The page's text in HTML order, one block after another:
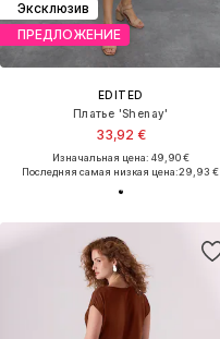
Эксклюзив
ПРЕДЛОЖЕНИЕ
EDITED
Платье 'Shenay'
33,92 €
Изначальная цена: 49,90 €
Последняя самая низкая цена:29,93 €